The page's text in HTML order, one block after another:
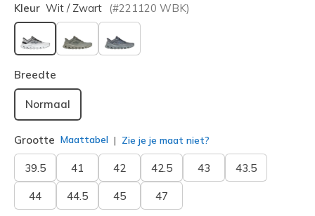
Kleur Wit / Zwart (#221120 WBK)
geselecteerd
Breedte
Normaal
Grootte Maattabel Zie je je maat niet?
39.5 41 42 42.5 43 43.5
44 44.5 45 47